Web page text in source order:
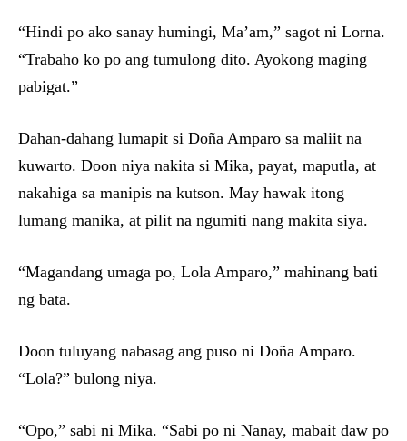
“Hindi po ako sanay humingi, Ma’am,” sagot ni Lorna.
“Trabaho ko po ang tumulong dito. Ayokong maging
pabigat.”
Dahan-dahang lumapit si Doña Amparo sa maliit na
kuwarto. Doon niya nakita si Mika, payat, maputla, at
nakahiga sa manipis na kutson. May hawak itong
lumang manika, at pilit na ngumiti nang makita siya.
“Magandang umaga po, Lola Amparo,” mahinang bati
ng bata.
Doon tuluyang nabasag ang puso ni Doña Amparo.
“Lola?” bulong niya.
“Opo,” sabi ni Mika. “Sabi po ni Nanay, mabait daw po